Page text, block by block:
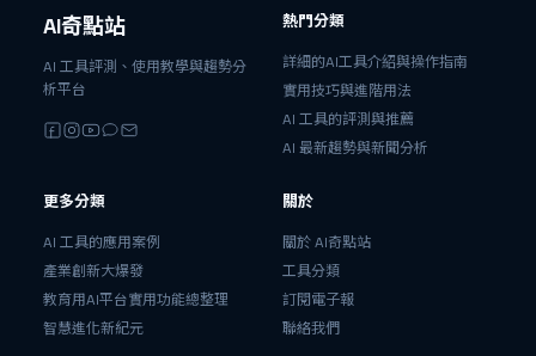
AI奇點站
AI 工具評測、使用教學與趨勢分
析平台
熱門分類
詳細的AI工具介紹與操作指南
實用技巧與進階用法
AI 工具的評測與推薦
AI 最新趨勢與新聞分析
更多分類
AI 工具的應用案例
產業創新大爆發
教育用AI平台實用功能總整理
智慧進化新紀元
關於
關於 AI奇點站
工具分類
訂閱電子報
聯絡我們